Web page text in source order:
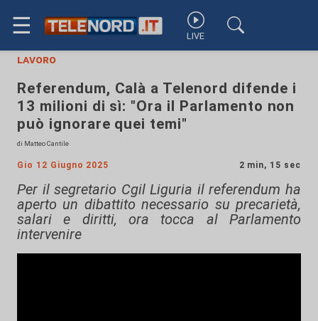
☰ LIVE
lavoro
Referendum, Calà a Telenord difende i
13 milioni di sì: "Ora il Parlamento non
può ignorare quei temi"
di Matteo Cantile
Gio 12 Giugno 2025 2 min, 15 sec
Per il segretario Cgil Liguria il referendum ha
aperto un dibattito necessario su precarietà,
salari e diritti, ora tocca al Parlamento
intervenire